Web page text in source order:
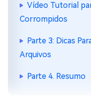
Vídeo Tutorial
Corrompidos
Parte 3: Dicas
Arquivos
Parte 4. Resumo